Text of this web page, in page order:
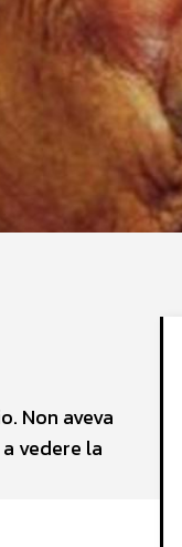
Non aveva
vedere la